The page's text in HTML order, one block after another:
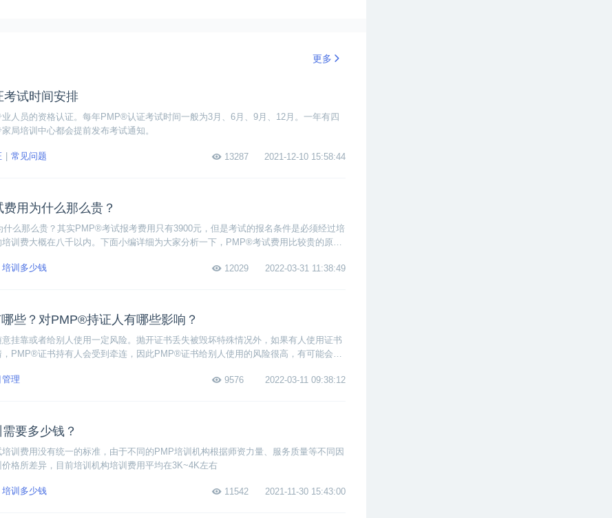
更多
试时间安排
人员的资格认证。每年PMP®认证考试时间一般为3月、6月、9月、12月。一年有四
局培训中心都会提前发布考试通知。
13287 2021-12-10 15:58:44
常见问题
用为什么那么贵？
么那么贵？其实PMP®考试报考费用只有3900元，但是考试的报名条件是必须经过培
训费大概在八千以内。下面小编详细为大家分析一下，PMP®考试费用比较贵的原
12029
2022-03-31 11:38:49
培训多少钱
些？对PMP®持证人有哪些影响？
挂靠或者给别人使用一定风险。抛开证书丢失被毁坏特殊情况外，如果有人使用证书
PMP®证书持有人会受到牵连，因此PMP®证书给别人使用的风险很高，有可能会承
9576
2022-03-11 09:38:12
理
要多少钱？
训费用没有统一的标准，由于不同的PMP培训机构根据师资力量、服务质量等不同因
格所差异，目前培训机构培训费用平均在3K~4K左右
11542 2021-11-30 15:43:00
培训多少钱